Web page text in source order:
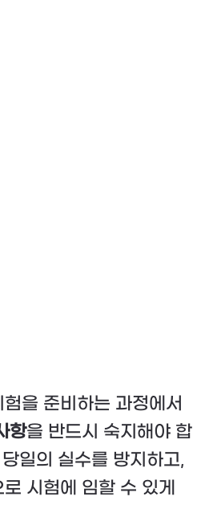
을 준비하는 과정에서
항을 반드시 숙지해야 합
일의 실수를 방지하고,
시험에 임할 수 있게